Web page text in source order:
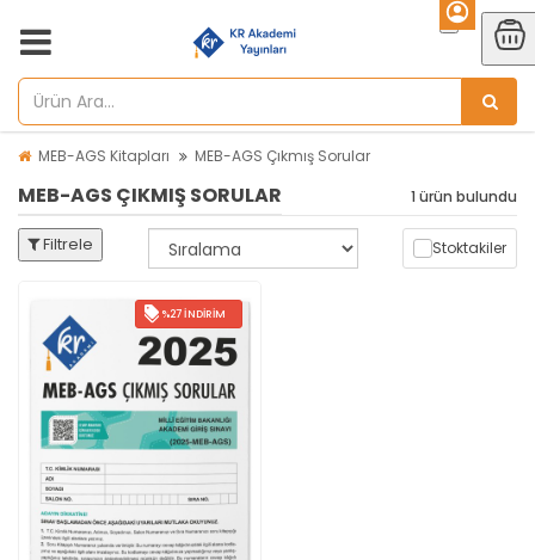
MEB-AGS Kitapları MEB-AGS Çıkmış Sorular
MEB-AGS ÇIKMIŞ SORULAR 1 ürün bulundu
Filtrele Stoktakiler
%27 İNDIRIM